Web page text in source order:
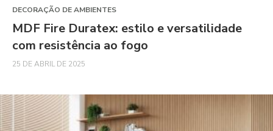
DECORAÇÃO DE AMBIENTES
MDF Fire Duratex: estilo e versatilidade
com resistência ao fogo
25 DE ABRIL DE 2025